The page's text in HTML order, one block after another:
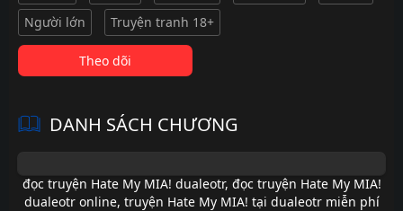
Người lớn
Truyện tranh 18+
Theo dõi
DANH SÁCH CHƯƠNG
đọc truyện Hate My MIA! dualeotr, đọc truyện Hate My MIA!
dualeotr online, truyện Hate My MIA! tại dualeotr miễn phí